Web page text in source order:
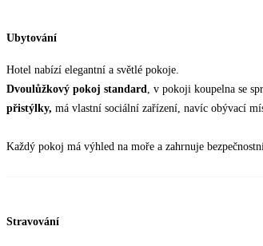
Ubytování
Hotel nabízí elegantní a světlé pokoje.
Dvoulůžkový pokoj standard, v pokoji koupelna se
přistýlky, má vlastní sociální zařízení, navíc obývací
Každý pokoj má výhled na moře a zahrnuje
Stravování